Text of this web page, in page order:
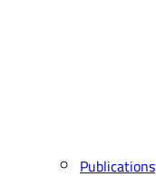
Publications